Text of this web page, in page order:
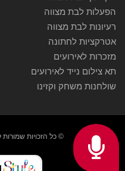
הפעלות לבת מצווה
רעיונות לבת מצווה
אטרקציות לחתונה
מזכרות לאירועים
תא צילום נייד לאירועים
שולחנות משחק וקזינו
© כל הזכויות